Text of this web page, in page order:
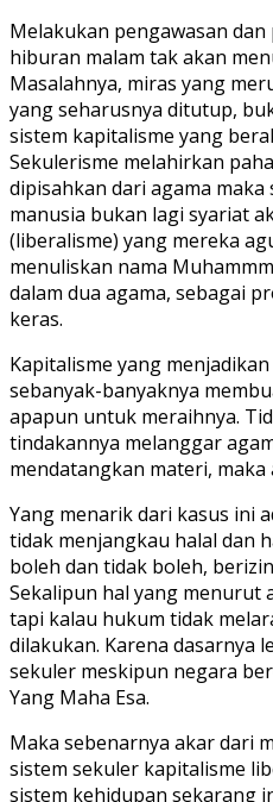
Melakukan pengawasan
hiburan malam tak akan
Masalahnya, miras yang
yang seharusnya ditutup,
sistem kapitalisme yang
Sekulerisme melahirkan
dipisahkan dari agama
manusia bukan lagi syariat
(liberalisme) yang mereka
menuliskan nama
dalam dua agama, sebagai
keras.
Kapitalisme yang
sebanyak-banyaknya
apapun untuk meraihnya.
tindakannya melanggar
mendatangkan materi, maka
Yang menarik dari kasus ini
tidak menjangkau halal dan
boleh dan tidak boleh,
Sekalipun hal yang menurut
tapi kalau hukum tidak
dilakukan. Karena dasarnya
sekuler meskipun negara
Yang Maha Esa.
Maka sebenarnya akar dari
sistem sekuler kapitalisme
sistem kehidupan sekarang